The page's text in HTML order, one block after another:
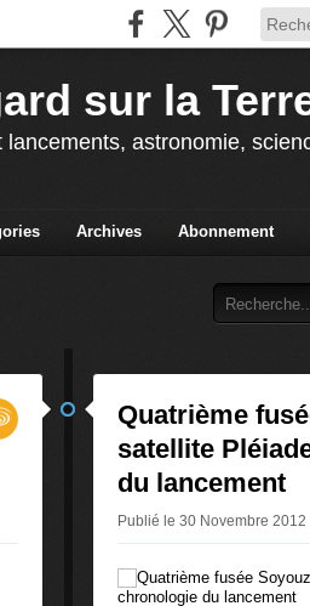
sur la
astronomie,
Archives Abonnement
Quatrième
satellite
du lancement
Publié le 30 Novembre 2012